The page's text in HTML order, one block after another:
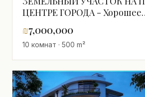
ЦЕНТРЕ ГОРОДА - Хорошее
море - Выгодная сделка, не
₪7,000,000
10 комнат · 500 m²